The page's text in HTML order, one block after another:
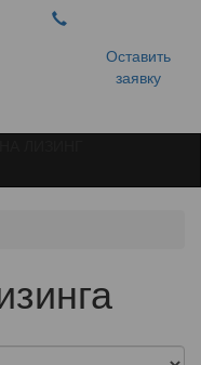
Оставить
заявку